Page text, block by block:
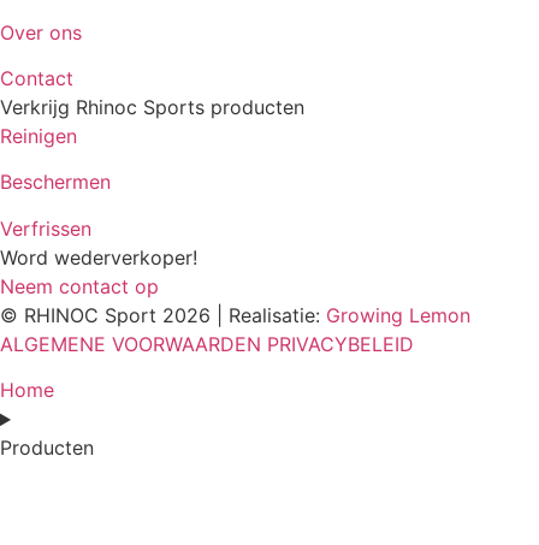
Over ons
Contact
Verkrijg Rhinoc Sports producten
Reinigen
Beschermen
Verfrissen
Word wederverkoper!
Neem contact op
© RHINOC Sport 2026 | Realisatie: Growing Lemon
ALGEMENE VOORWAARDEN PRIVACYBELEID
Home
Producten